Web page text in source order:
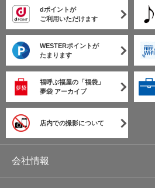
dポイントが
ご利用いただけます
WESTERポイントが
たまります
福呼ぶ福屋の「福袋」
夢袋 アーカイブ
店内での撮影について
会社情報